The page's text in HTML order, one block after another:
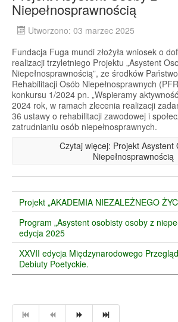
Niepełnosprawnością
Utworzono: 03 marzec 2025
Fundacja Fuga mundi złożyła wniosek o
realizacji trzyletniego Projektu „Asystent
Niepełnosprawnością”, ze środków
Rehabilitacji Osób Niepełnosprawnych
konkursu 1/2024 pn. „Wspieramy
2024 rok, w ramach zlecenia realizacji
36 ustawy o rehabilitacji zawodowej i
zatrudnianiu osób niepełnosprawnych.
Czytaj więcej: Projekt Asystent
Niepełnosprawnością
Projekt „AKADEMIA NIEZALEŻNEGO
Program „Asystent osobisty osoby z
edycja 2025
XXVII edycja Międzynarodowego
Debiuty Poetyckie.